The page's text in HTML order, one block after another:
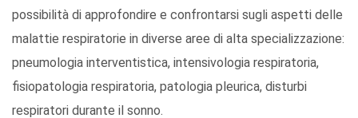
possibilità di approfondire e confrontarsi sugli aspetti delle
malattie respiratorie in diverse aree di alta specializzazione:
pneumologia interventistica, intensivologia respiratoria,
fisiopatologia respiratoria, patologia pleurica, disturbi
respiratori durante il sonno.